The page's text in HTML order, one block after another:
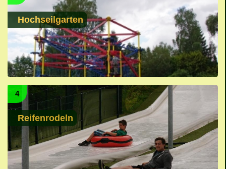
Hochseilgarten
4
Reifenrodeln